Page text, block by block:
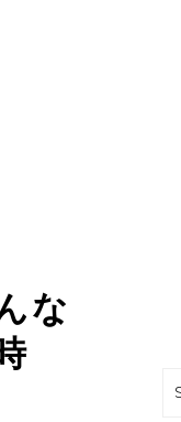
な